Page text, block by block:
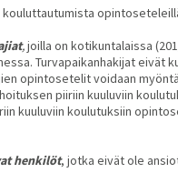
kouluttautumista
,joilla on kotikuntalaissa
Turvapaikanhakijat eivät
opintosetelit voidaan
piiriin kuuluviin
kuuluviin koulutuksiin
henkilöt, jotka eivät ole